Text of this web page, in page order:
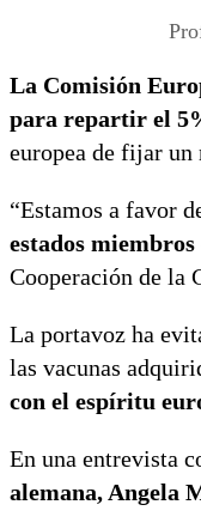
La Comisión
para repartir el
europea de fijar un
“Estamos a favor
estados
Cooperación de la
La portavoz ha
las vacunas
con el espíritu
En una entrevista
alemana, Angela